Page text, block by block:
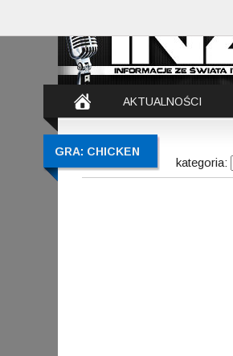
AKTUALNOŚCI
GRA: CHICKEN
kategoria: